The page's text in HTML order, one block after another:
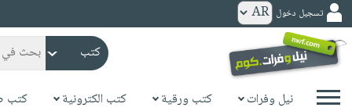
كتب
ورقية
المواضيع
تسجيل دخول
نيل وفرات كتب ورقية كتب الكترونية كتب